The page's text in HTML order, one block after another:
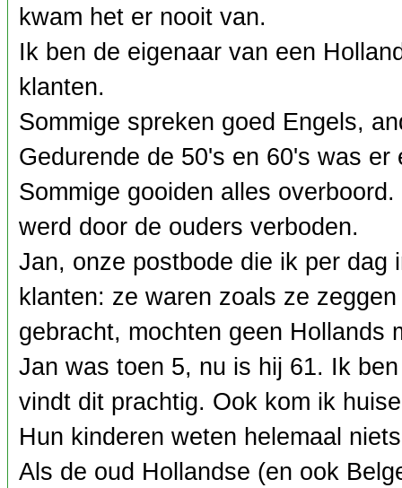
kwam het er nooit van.
Ik ben de eigenaar van een
klanten.
Sommige spreken goed Engels,
Gedurende de 50's en 60's was
Sommige gooiden alles
werd door de ouders verboden.
Jan, onze postbode die ik per dag
klanten: ze waren zoals ze
gebracht, mochten geen Hollands
Jan was toen 5, nu is hij 61. Ik
vindt dit prachtig. Ook kom ik
Hun kinderen weten helemaal
Als de oud Hollandse (en ook